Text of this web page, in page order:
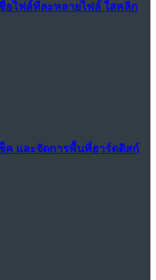
อไฟล์ทีละหลายไฟล์ ใสคลิก
ช็ค และจัดการพื้นที่ฮาร์ดดิสก์